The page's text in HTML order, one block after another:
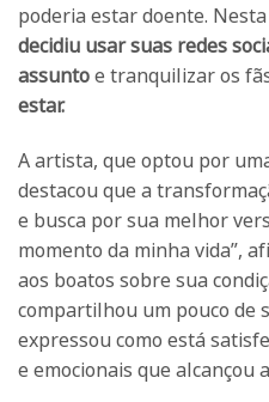
poderia estar doente.
decidiu usar suas redes
assuntoe tranquilizar os
estar.
A artista, que optou por
destacou que a
e busca por sua melhor
momento da minha vida”,
aos boatos sobre sua
compartilhou um pouco de
expressou como está
e emocionais que alcançou